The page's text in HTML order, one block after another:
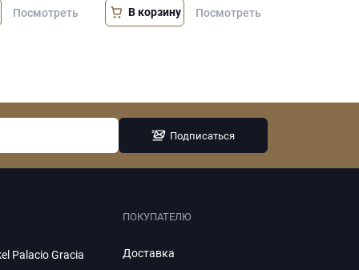
Посмотреть В корзину Посмотреть
Подписаться
Palacio Gracia
ПОКУПАТЕЛЮ
Доставка